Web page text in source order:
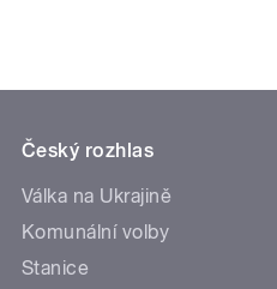
Český rozhlas
Válka na Ukrajině
Komunální volby
Stanice